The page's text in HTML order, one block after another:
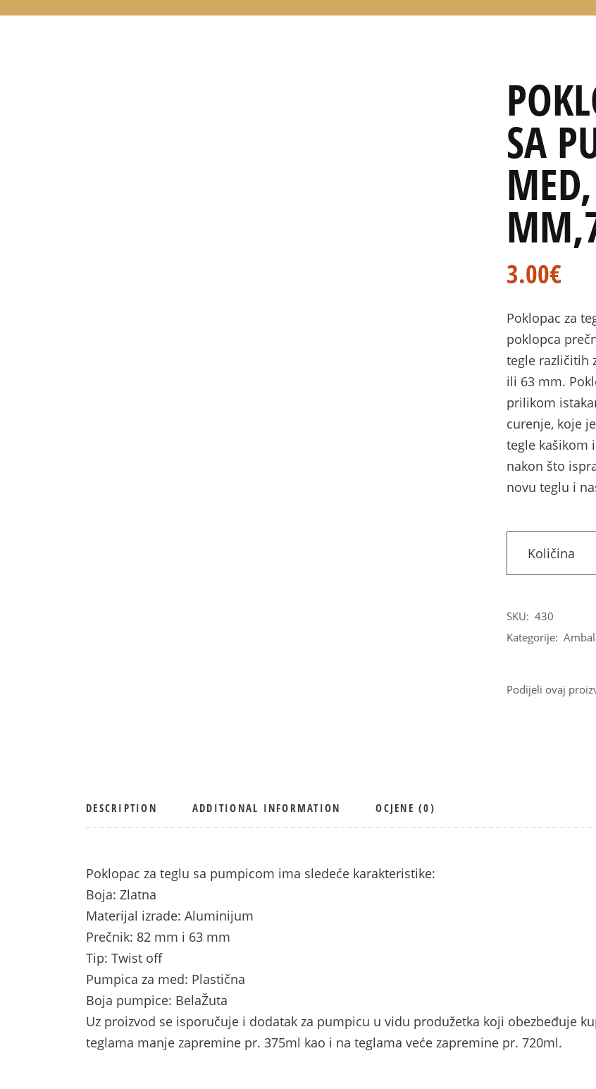
SA
3.00€
Poklopac za
poklopca
tegle različitih
ili 63 mm.
prilikom
curenje, koje
tegle kašikom
nakon što
novu teglu i
Količina
SKU: 430
Kategorije:
Podijeli ovaj
DESCRIPTION ADDITIONAL INFORMATION OCJENE (0)
Poklopac za teglu sa pumpicom ima sledeće karakteristike:
Boja: Zlatna
Materijal izrade: Aluminijum
Prečnik: 82 mm i 63 mm
Tip: Twist off
Pumpica za med: Plastična
Boja pumpice: BelaŽuta
Uz proizvod se isporučuje i dodatak za pumpicu u vidu produžetka koji obezbeđuje
teglama manje zapremine pr. 375ml kao i na teglama veće zapremine pr. 720ml.